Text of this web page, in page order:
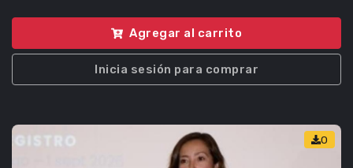
Agregar al carrito
Inicia sesión para comprar
0